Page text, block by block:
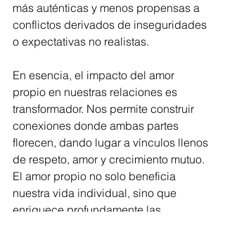
más auténticas y menos propensas a
conflictos derivados de inseguridades
o expectativas no realistas.
En esencia, el impacto del amor
propio en nuestras relaciones es
transformador. Nos permite construir
conexiones donde ambas partes
florecen, dando lugar a vínculos llenos
de respeto, amor y crecimiento mutuo.
El amor propio no solo beneficia
nuestra vida individual, sino que
enriquece profundamente las